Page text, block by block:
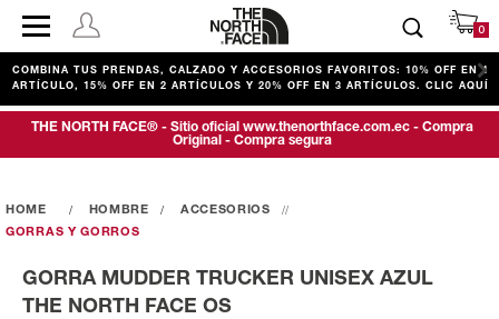
0
COMBINA TUS PRENDAS, CALZADO Y ACCESORIOS FAVORITOS: 10% OFF EN 1
ARTÍCULO, 15% OFF EN 2 ARTÍCULOS Y 20% OFF EN 3 ARTÍCULOS. CLIC AQUÍ
THE NORTH FACE® - Sitio oficial www.thenorthface.com.ec - Compra
Original - Compra segura
HOMBRE
ACCESORIOS
GORRAS Y GORROS
GORRA MUDDER TRUCKER UNISEX AZUL
THE NORTH FACE OS